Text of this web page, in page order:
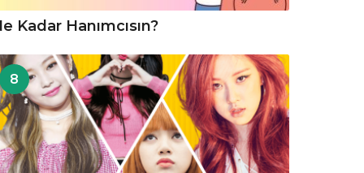
Kadar Hanımcısın?
8